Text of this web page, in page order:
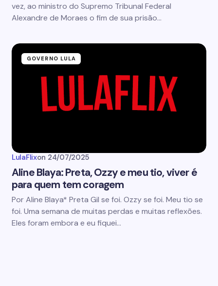
vez, ao ministro do Supremo Tribunal Federal
Alexandre de Moraes o fim de sua prisão…
GOVERNO LULA
LulaFlixon 24/07/2025
Aline Blaya: Preta, Ozzy e meu tio, viver é
para quem tem coragem
Por Aline Blaya* Preta Gil se foi. Ozzy se foi. Meu tio se
foi. Uma semana de muitas perdas e muitas reflexões.
Eles foram embora e eu fiquei…